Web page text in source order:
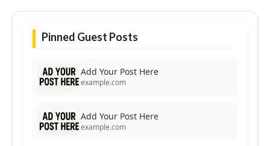
Pinned Guest Posts
Add Your Post Here
example.com
Add Your Post Here
example.com